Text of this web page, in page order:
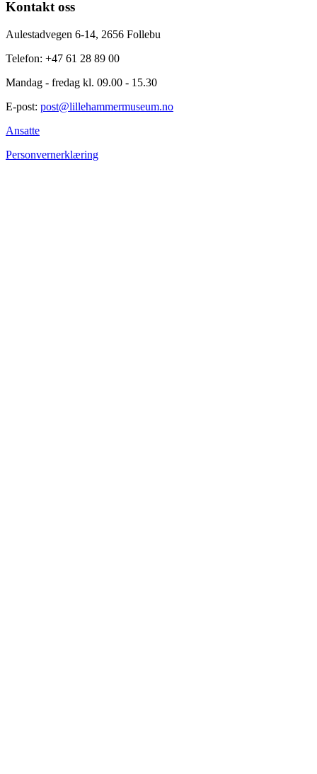
Kontakt oss
Aulestadvegen 6-14, 2656 Follebu
Telefon: +47 61 28 89 00
Mandag - fredag kl. 09.00 - 15.30
E-post: post@lillehammermuseum.no
Ansatte
Personvernerklæring